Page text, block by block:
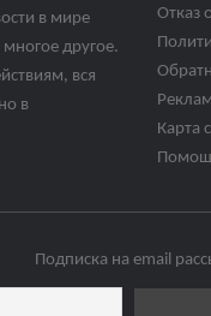
в мире
другое.
вся
в
Отказ
Карта
Подписка на email